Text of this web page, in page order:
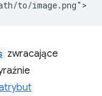
zwracające